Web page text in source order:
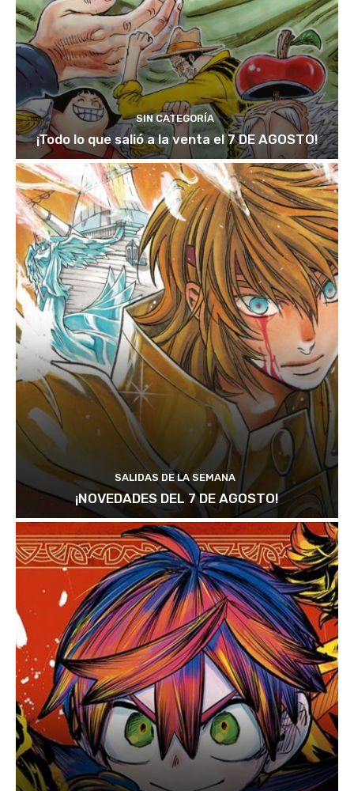
SIN CATEGORÍA
¡Todo lo que salió a la venta el 7 DE AGOSTO!
SALIDAS DE LA SEMANA
¡NOVEDADES DEL 7 DE AGOSTO!